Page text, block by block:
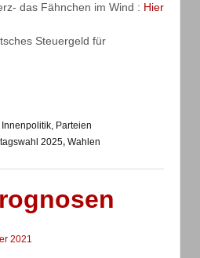
das Fähnchen im Wind : Hier
Steuergeld für
Innenpolitik, Parteien
2025, Wahlen
2021